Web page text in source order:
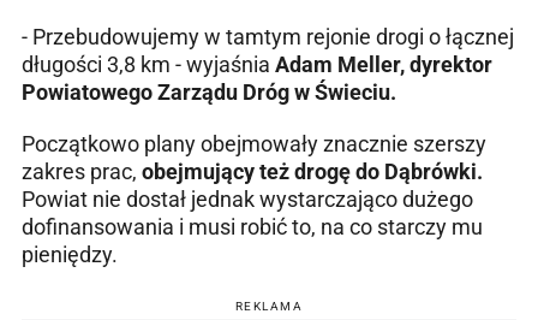
- Przebudowujemy w tamtym rejonie drogi o łącznej
długości 3,8 km - wyjaśnia Adam Meller, dyrektor
Powiatowego Zarządu Dróg w Świeciu.
Początkowo plany obejmowały znacznie szerszy
zakres prac, obejmujący też drogę do Dąbrówki.
Powiat nie dostał jednak wystarczająco dużego
dofinansowania i musi robić to, na co starczy mu
pieniędzy.
REKLAMA